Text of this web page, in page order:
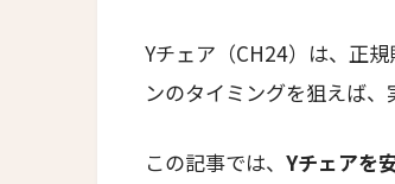
Yチェア（CH24）は、正
ンのタイミングを狙えば、
この記事では、 Yチェアを